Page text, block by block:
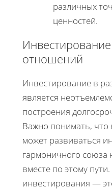
различных
ценностей.
отношений
Инвестирование в
является
построения
Важно понимать, что
может развиваться
гармоничного союза
вместе по этому
инвестирования —